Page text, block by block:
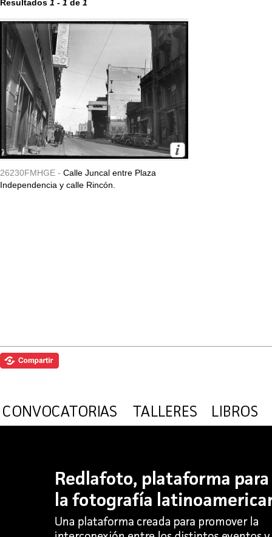
Resultados 1 - 1 de 1
26230FMHGE - Calle Juncal entre Plaza
Independencia y calle Rincón.